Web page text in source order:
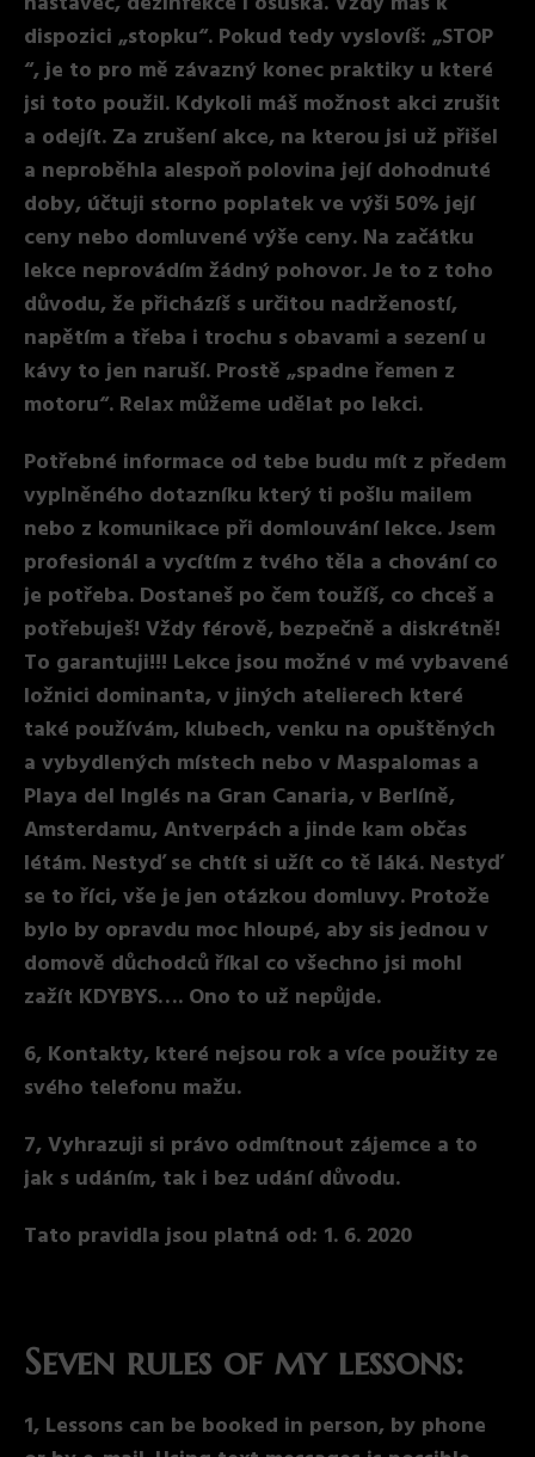
dispozici „stopku“. Pokud tedy vyslovíš: „STOP
“, je to pro mě závazný konec praktiky u které
jsi toto použil. Kdykoli máš možnost akci zrušit
a odejít. Za zrušení akce, na kterou jsi už přišel
a neproběhla alespoň polovina její dohodnuté
doby, účtuji storno poplatek ve výši 50% její
ceny nebo domluvené výše ceny. Na začátku
lekce neprovádím žádný pohovor. Je to z toho
důvodu, že přicházíš s určitou nadržeností,
napětím a třeba i trochu s obavami a sezení u
kávy to jen naruší. Prostě „spadne řemen z
motoru“. Relax můžeme udělat po lekci.
Potřebné informace od tebe budu mít z předem
vyplněného dotazníku který ti pošlu mailem
nebo z komunikace při domlouvání lekce. Jsem
profesionál a vycítím z tvého těla a chování co
je potřeba. Dostaneš po čem toužíš, co chceš a
potřebuješ! Vždy férově, bezpečně a diskrétně!
To garantuji!!! Lekce jsou možné v mé vybavené
ložnici dominanta, v jiných atelierech které
také používám, klubech, venku na opuštěných
a vybydlených místech nebo v Maspalomas a
Playa del Inglés na Gran Canaria, v Berlíně,
Amsterdamu, Antverpách a jinde kam občas
létám. Nestyď se chtít si užít co tě láká. Nestyď
se to říci, vše je jen otázkou domluvy. Protože
bylo by opravdu moc hloupé, aby sis jednou v
domově důchodců říkal co všechno jsi mohl
zažít KDYBYS…. Ono to už nepůjde.
6, Kontakty, které nejsou rok a více použity ze
svého telefonu mažu.
7, Vyhrazuji si právo odmítnout zájemce a to
jak s udáním, tak i bez udání důvodu.
Tato pravidla jsou platná od: 1. 6. 2020
Seven rules of my lessons:
1, Lessons can be booked in person, by phone